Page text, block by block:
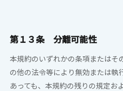
第１３条 分離可能性
本規約のいずれかの条項またはそ
の他の法令等により無効または執
あっても、本規約の残りの規定お